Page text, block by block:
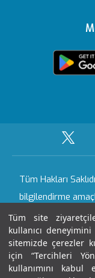
Tüm site
kullanıcı
sitemizde çerezler
için “Tercihleri
kullanımını
Ödüllerimiz
Sertifika &
Haberler ve
Gaziantep
Tüm
Tüm Hakları
bilgilendirme
doktorunuza
Son